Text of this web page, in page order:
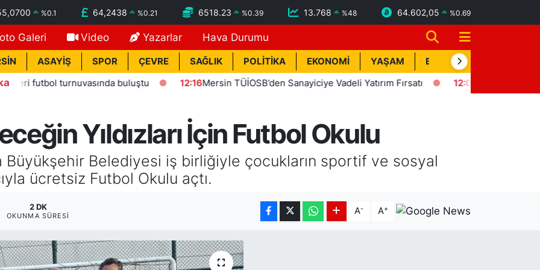
%0.1 64,2438 %0.21 6518.23 %0.39 13.768 %48 64.602,05 %0.69
Galeri Video Yazarlar Hava Durumu
ASAYİŞ SPOR ÇEVRE SAĞLIK POLİTİKA EKONOMİ YAŞAM BİK İLAN
turnuvasında buluştu 12:16 Mersin TÜİOSB’den Sanayiciye Vadeli Yatırım Fırsatı 12:09 HATSU, Batıayrancı'da
Yıldızları İçin Futbol Okulu
Büyükşehir Belediyesi iş birliğiyle çocukların sportif ve sosyal
ücretsiz Futbol Okulu açtı.
2 DK
OKUNMA SÜRESI A- A+